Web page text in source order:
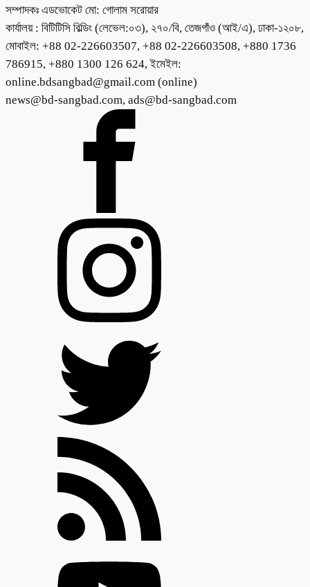
সম্পাদকঃ এডভোকেট মো: গোলাম সরোয়ার
কার্যালয় : বিটিটিসি বিল্ডিং (লেভেল:০৩), ২৭০/বি, তেজগাঁও (আই/এ), ঢাকা-১২০৮,
মোবাইল: +88 02-226603507, +88 02-226603508, +880 1736
786915, +880 1300 126 624, ইমেইল:
online.bdsangbad@gmail.com (online)
news@bd-sangbad.com, ads@bd-sangbad.com